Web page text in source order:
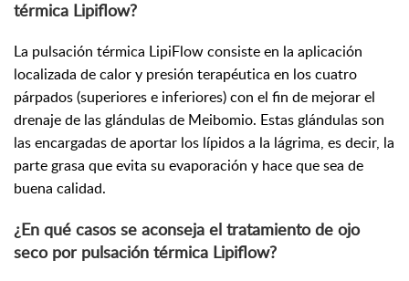
térmica Lipiflow?
La pulsación térmica LipiFlow consiste en la aplicación
localizada de calor y presión terapéutica en los cuatro
párpados (superiores e inferiores) con el fin de mejorar el
drenaje de las glándulas de Meibomio. Estas glándulas son
las encargadas de aportar los lípidos a la lágrima, es decir, la
parte grasa que evita su evaporación y hace que sea de
buena calidad.
¿En qué casos se aconseja el tratamiento de ojo
seco por pulsación térmica Lipiflow?